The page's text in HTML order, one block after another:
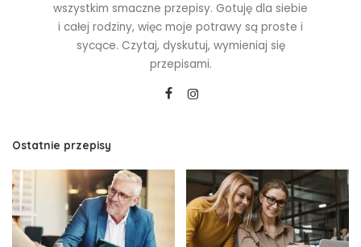
wszystkim smaczne przepisy. Gotuję dla siebie
i całej rodziny, więc moje potrawy są proste i
sycące. Czytaj, dyskutuj, wymieniaj się
przepisami.
Ostatnie przepisy